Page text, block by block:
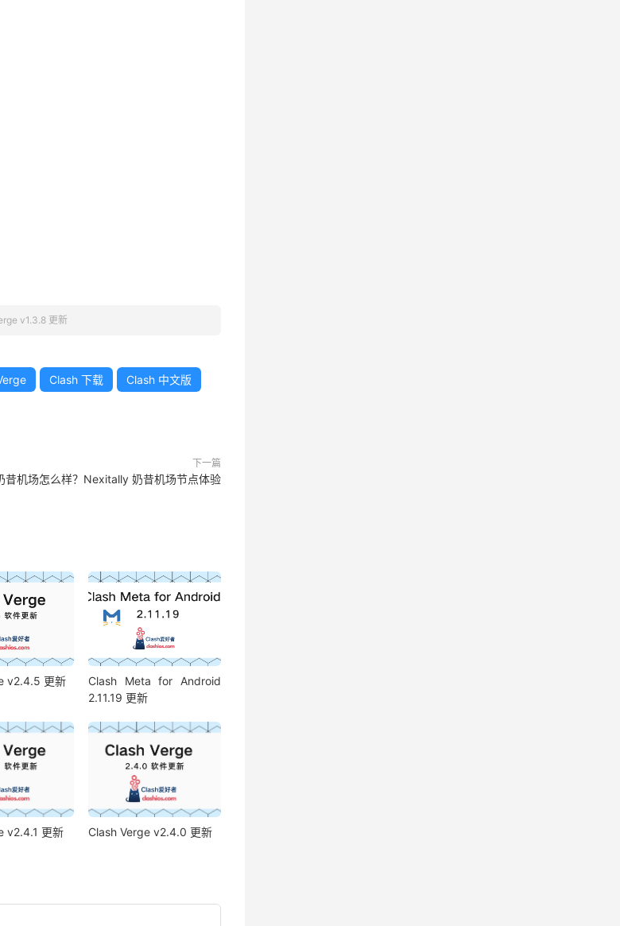
v1.3.8 更新
Clash 下载 Clash 中文版
下一篇
昔机场怎么样？Nexitally 奶昔机场节点体验
v2.4.5 更新
Clash Meta for Android
2.11.19 更新
v2.4.1 更新 Clash Verge v2.4.0 更新